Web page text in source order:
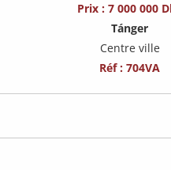
Prix : 7 000 000
Tánger
Centre ville
Réf : 704VA